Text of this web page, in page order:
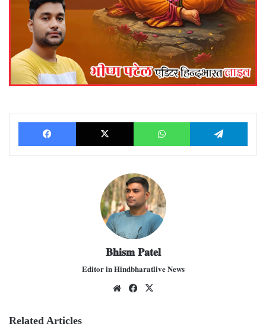
Facebook X WhatsApp
𝐁𝐡𝐢𝐬𝐦 𝐏𝐚𝐭𝐞𝐥
𝐄𝐝𝐢𝐭𝐨𝐫 𝐢𝐧 𝐇𝐢𝐧𝐝𝐛𝐡𝐚𝐫𝐚𝐭𝐥𝐢𝐯𝐞 𝐍𝐞𝐰𝐬
We
Fac
Related Articles